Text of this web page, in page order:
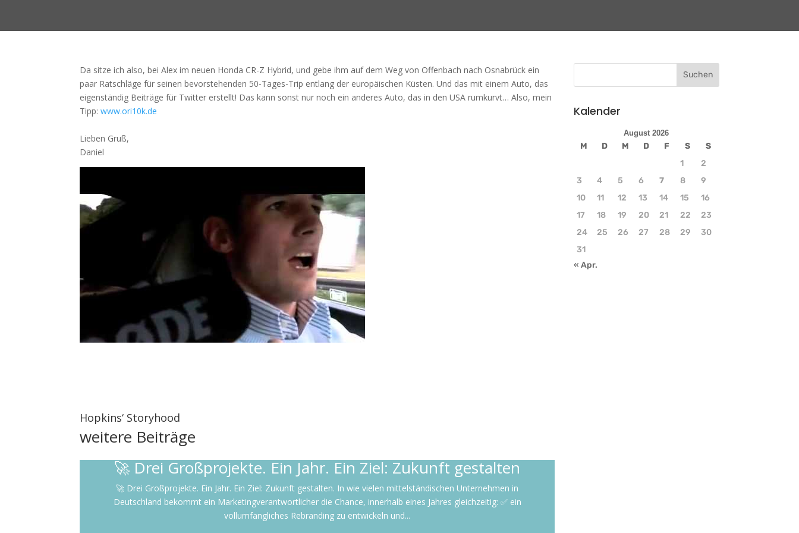
Da sitze ich also, bei Alex im neuen Honda CR-Z Hybrid, und gebe ihm auf dem Weg von Offenbach nach Osnabrück ein
paar Ratschläge für seinen bevorstehenden 50-Tages-Trip entlang der europäischen Küsten. Und das mit einem Auto, das
eigenständig Beiträge für Twitter erstellt! Das kann sonst nur noch ein anderes Auto, das in den USA rumkurvt… Also, mein
Tipp:www.ori10k.de
Lieben Gruß,
Daniel
Hopkins‘ Storyhood
weitere Beiträge
🚀 Drei Großprojekte. Ein Jahr. Ein Ziel: Zukunft gestalten
🚀 Drei Großprojekte. Ein Jahr. Ein Ziel: Zukunft gestalten. In wie vielen mittelständischen Unternehmen in
Deutschland bekommt ein Marketingverantwortlicher die Chance, innerhalb eines Jahres gleichzeitig: ✅ ein
vollumfängliches Rebranding zu entwickeln und...
Kalender
August 2026
M D M D F S
S
1
2
3
4 5 6 7 8
9
10
11 12 13 14 15
16
17
18 19 20 21 22
23
24
25 26 27 28 29
30
31
« Apr.